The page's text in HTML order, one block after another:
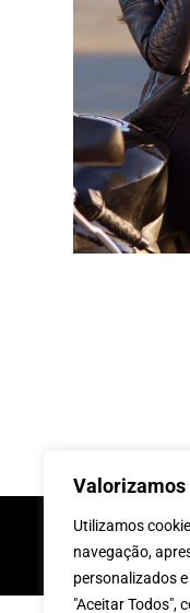
Valorizamos
Utilizamos
navegação,
personalizados
"Aceitar Todos",